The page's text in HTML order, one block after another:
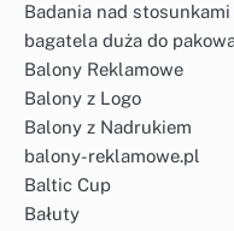
Badania nad
bagatela duża do
Balony Reklamowe
Balony z Logo
Balony z Nadrukiem
balony-reklamowe.pl
Baltic Cup
Bałuty